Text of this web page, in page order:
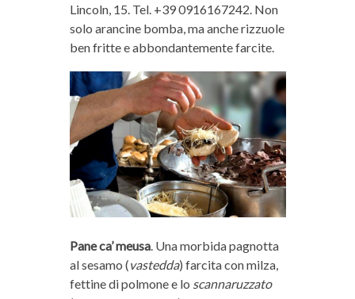
Lincoln, 15. Tel. +39 0916167242. Non
solo arancine bomba, ma anche rizzuole
ben fritte e abbondantemente farcite.
Pane ca’ meusa. Una morbida pagnotta
al sesamo (vastedda) farcita con milza,
fettine di polmone e lo scannaruzzato